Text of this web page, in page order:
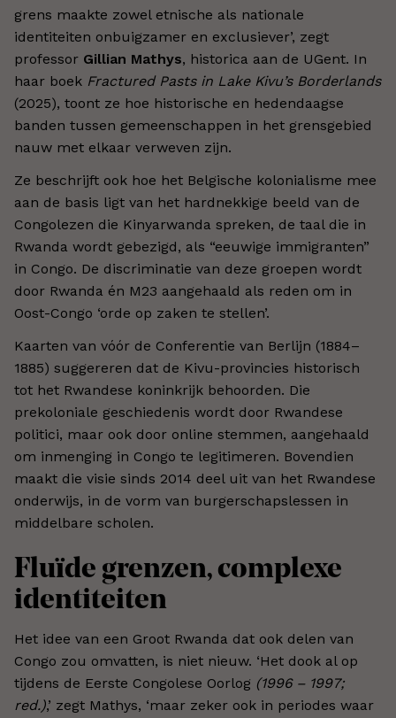
grens maakte zowel etnische als nationale
identiteiten onbuigzamer en exclusiever’, zegt
professor Gillian Mathys, historica aan de UGent. In
haar boek Fractured Pasts in Lake Kivu’s Borderlands
(2025), toont ze hoe historische en hedendaagse
banden tussen gemeenschappen in het grensgebied
nauw met elkaar verweven zijn.
Ze beschrijft ook hoe het Belgische kolonialisme mee
aan de basis ligt van het hardnekkige beeld van de
Congolezen die Kinyarwanda spreken, de taal die in
Rwanda wordt gebezigd, als “eeuwige immigranten”
in Congo. De discriminatie van deze groepen wordt
door Rwanda én M23 aangehaald als reden om in
Oost-Congo ‘orde op zaken te stellen’.
Kaarten van vóór de Conferentie van Berlijn (1884–
1885) suggereren dat de Kivu-provincies historisch
tot het Rwandese koninkrijk behoorden. Die
prekoloniale geschiedenis wordt door Rwandese
politici, maar ook door online stemmen, aangehaald
om inmenging in Congo te legitimeren. Bovendien
maakt die visie sinds 2014 deel uit van het Rwandese
onderwijs, in de vorm van burgerschapslessen in
middelbare scholen.
Fluïde grenzen, complexe
identiteiten
Het idee van een Groot Rwanda dat ook delen van
Congo zou omvatten, is niet nieuw. ‘Het dook al op
tijdens de Eerste Congolese Oorlog (1996 – 1997;
red.),’ zegt Mathys, ‘maar zeker ook in periodes waar